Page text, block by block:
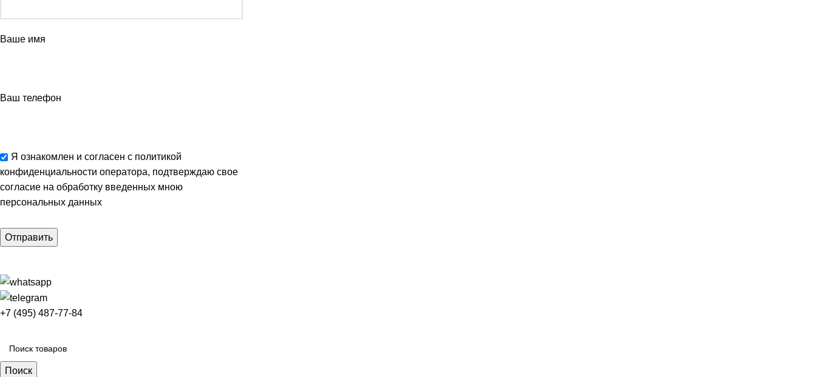
Ваше имя
Ваш телефон
Я ознакомлен и согласен с политикой
конфиденциальности оператора, подтверждаю свое
согласие на обработку введенных мною
персональных данных
+7 (495) 487-77-84
Поиск